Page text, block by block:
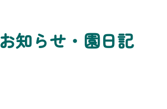
お知らせ・園日記